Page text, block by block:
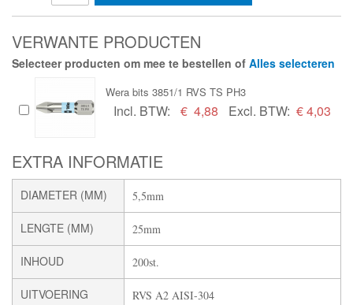
VERWANTE PRODUCTEN
Selecteer producten om mee te bestellen of Alles selecteren
Wera bits 3851/1 RVS TS PH3
Incl. BTW: € 4,88 Excl. BTW: € 4,03
EXTRA INFORMATIE
DIAMETER (MM) 5,5mm
LENGTE (MM) 25mm
INHOUD 200st.
UITVOERING RVS A2 AISI-304